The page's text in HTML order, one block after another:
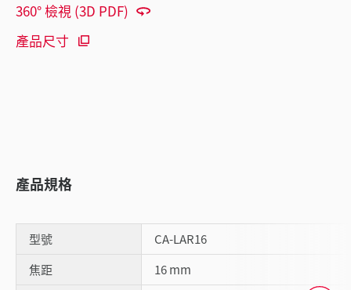
360° 檢視 (3D PDF)
產品尺寸
產品規格
型號
CA-LAR16
焦距
16 mm